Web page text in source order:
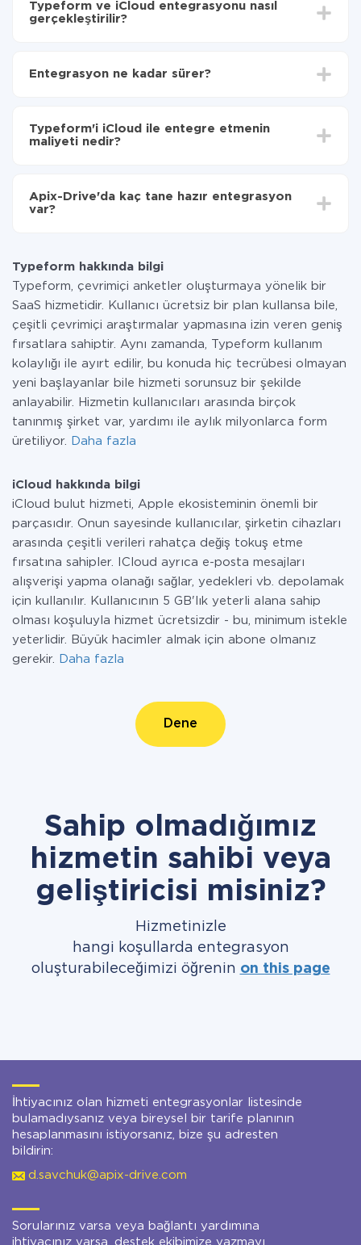
Typeform ve iCloud entegrasyonu nasıl
gerçekleştirilir?
seçin
iCloud'ye aktarılacaktır.
Entegrasyon ne kadar sürer?
olarak, 10-15 dakika sürer.
Typeform'i iCloud ile entegre etmenin
maliyeti nedir?
Hizmetimiz aracılığıyla yalnızca bir sisteminizden
diğerine aktarılan veri miktarı için ödeme yaparsınız.
Apix-Drive'da kaç tane hazır entegrasyon
var?
Typeform hakkında bilgi
Typeform, çevrimiçi anketler oluşturmaya yönelik bir
SaaS hizmetidir. Kullanıcı ücretsiz bir plan kullansa bile,
çeşitli çevrimiçi araştırmalar yapmasına izin veren geniş
fırsatlara sahiptir. Aynı zamanda, Typeform kullanım
kolaylığı ile ayırt edilir, bu konuda hiç tecrübesi olmayan
yeni başlayanlar bile hizmeti sorunsuz bir şekilde
anlayabilir. Hizmetin kullanıcıları arasında birçok
tanınmış şirket var, yardımı ile aylık milyonlarca form
üretiliyor.
Daha fazla
iCloud hakkında bilgi
iCloud bulut hizmeti, Apple ekosisteminin önemli bir
parçasıdır. Onun sayesinde kullanıcılar, şirketin cihazları
arasında çeşitli verileri rahatça değiş tokuş etme
fırsatına sahipler. ICloud ayrıca e-posta mesajları
alışverişi yapma olanağı sağlar, yedekleri vb. depolamak
için kullanılır. Kullanıcının 5 GB'lık yeterli alana sahip
olması koşuluyla hizmet ücretsizdir - bu, minimum istekle
yeterlidir. Büyük hacimler almak için abone olmanız
gerekir.
Daha fazla
Dene
Sahip olmadığımız
hizmetin sahibi veya
geliştiricisi misiniz?
Hizmetinizle
hangi koşullarda entegrasyon
oluşturabileceğimizi öğrenin on this page
İhtiyacınız olan hizmeti entegrasyonlar listesinde
bulamadıysanız veya bireysel bir tarife planının
hesaplanmasını istiyorsanız, bize şu adresten
bildirin:
d.savchuk@apix-drive.com
Sorularınız varsa veya bağlantı yardımına
ihtiyacınız varsa, destek ekibimize yazmayı